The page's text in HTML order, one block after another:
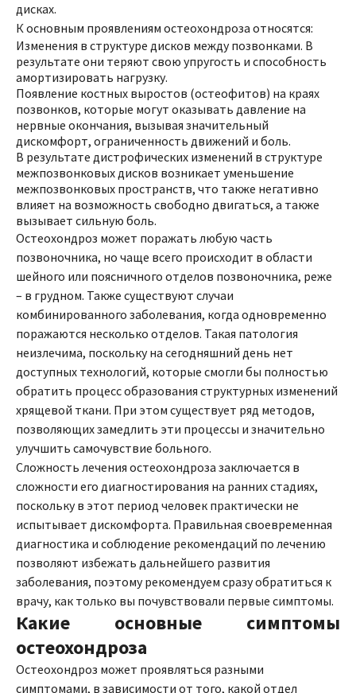
дисках.
К основным проявлениям остеохондроза относятся:
Изменения в структуре дисков между позвонками. В
результате они теряют свою упругость и способность
амортизировать нагрузку.
Появление костных выростов (остеофитов) на краях
позвонков, которые могут оказывать давление на
нервные окончания, вызывая значительный
дискомфорт, ограниченность движений и боль.
В результате дистрофических изменений в структуре
межпозвонковых дисков возникает уменьшение
межпозвонковых пространств, что также негативно
влияет на возможность свободно двигаться, а также
вызывает сильную боль.
Остеохондроз может поражать любую часть
позвоночника, но чаще всего происходит в области
шейного или поясничного отделов позвоночника, реже
– в грудном. Также существуют случаи
комбинированного заболевания, когда одновременно
поражаются несколько отделов. Такая патология
неизлечима, поскольку на сегодняшний день нет
доступных технологий, которые смогли бы полностью
обратить процесс образования структурных изменений
хрящевой ткани. При этом существует ряд методов,
позволяющих замедлить эти процессы и значительно
улучшить самочувствие больного.
Сложность лечения остеохондроза заключается в
сложности его диагностирования на ранних стадиях,
поскольку в этот период человек практически не
испытывает дискомфорта. Правильная своевременная
диагностика и соблюдение рекомендаций по лечению
позволяют избежать дальнейшего развития
заболевания, поэтому рекомендуем сразу обратиться к
врачу, как только вы почувствовали первые симптомы.
Какие основные симптомы
остеохондроза
Остеохондроз может проявляться разными
симптомами, в зависимости от того, какой отдел